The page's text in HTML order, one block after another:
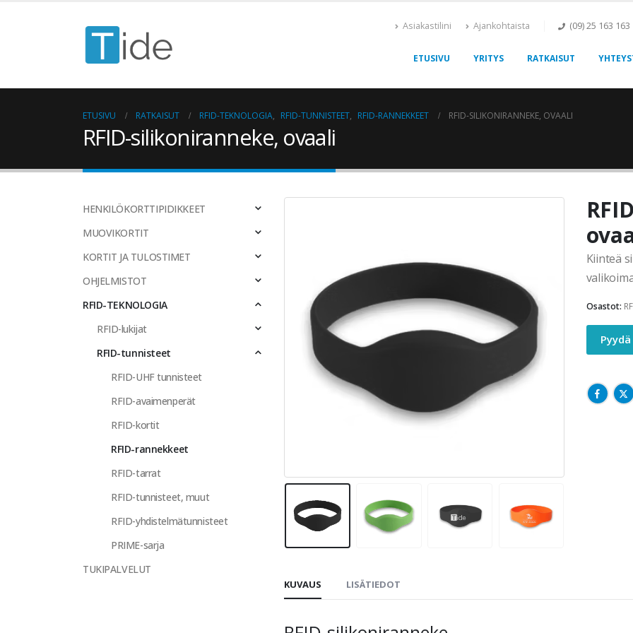
Asiakastilini Ajankohtaista (09) 25 163 163
ETUSIVU YRITYS RATKAISUT
ETUSIVU RATKAISUT RFID-TEKNOLOGIA, RFID-TUNNISTEET, RFID-RANNEKKEET RFID-SILIKONIRANNEKE, OVAALI
RFID-silikoniranneke, ovaali
Kiinteä
Osastot:
KUVAUS LISÄTIEDOT
HENKILÖKORTTIPIDIKKEET
MUOVIKORTIT
KORTIT JA TULOSTIMET
OHJELMISTOT
RFID-TEKNOLOGIA
RFID-lukijat
RFID-tunnisteet
RFID-UHF tunnisteet
RFID-avaimenperät
RFID-kortit
RFID-rannekkeet
RFID-tarrat
RFID-tunnisteet, muut
RFID-yhdistelmätunnisteet
PRIME-sarja
TUKIPALVELUT